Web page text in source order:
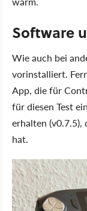
Software
Wie auch bei
vorinstalliert.
App, die für
für diesen Test
erhalten
hat.